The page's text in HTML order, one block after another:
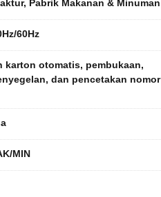
Pabrik Makanan & Minuman
60Hz
karton otomatis, pembukaan,
dan pencetakan nomor
MIN